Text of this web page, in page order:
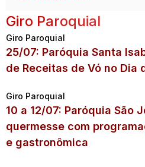
Giro Paroquial
Giro Paroquial
25/07: Paróquia Santa
de Receitas de Vó no Dia
Giro Paroquial
10 a 12/07: Paróquia São
quermesse com
e gastronômica